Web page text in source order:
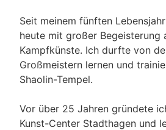
Seit meinem fünften
heute mit großer Begeisterung
Kampfkünste. Ich durfte von
Großmeistern lernen und
Shaolin-Tempel.
Vor über 25 Jahren gründete
Kunst-Center Stadthagen und